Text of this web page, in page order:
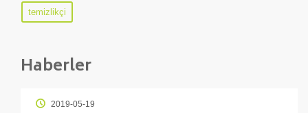
temizlikçi
Haberler
2019-05-19